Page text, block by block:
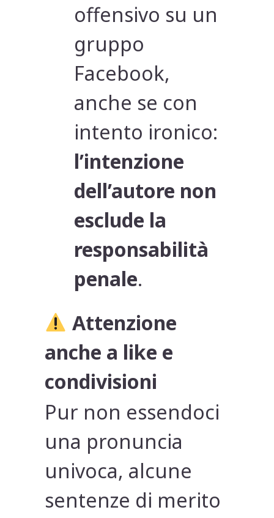
offensivo su un
gruppo
Facebook,
anche se con
intento ironico:
l’intenzione
dell’autore non
esclude la
responsabilità
penale.
Attenzione
anche a like e
condivisioni
Pur non essendoci
una pronuncia
univoca, alcune
sentenze di merito